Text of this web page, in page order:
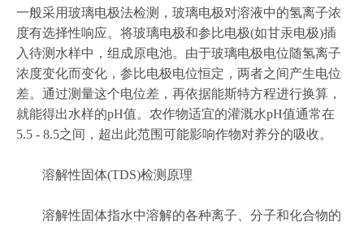
一般采用玻璃电极法检测，玻璃电极对溶液中的氢离子浓
度有选择性响应。将玻璃电极和参比电极(如甘汞电极)插
入待测水样中，组成原电池。由于玻璃电极电位随氢离子
浓度变化而变化，参比电极电位恒定，两者之间产生电位
差。通过测量这个电位差，再依据能斯特方程进行换算，
就能得出水样的pH值。农作物适宜的灌溉水pH值通常在
5.5 - 8.5之间，超出此范围可能影响作物对养分的吸收。
溶解性固体(TDS)检测原理
溶解性固体指水中溶解的各种离子、分子和化合物的